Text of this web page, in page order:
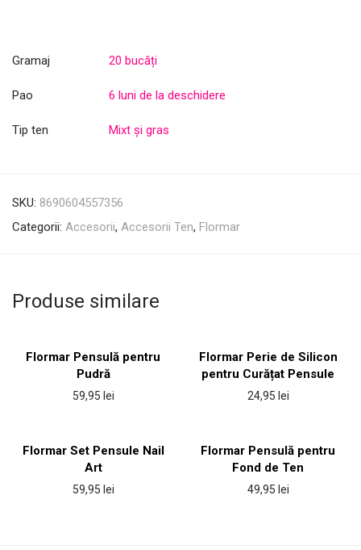
Gramaj 20 bucăți
Pao 6 luni de la deschidere
Tip ten Mixt și gras
SKU: 8690604557356
Categorii: Accesorii, Accesorii Ten, Flormar
Produse similare
Flormar Pensulă pentru
Pudră
59,95 lei
Flormar Perie de Silicon
pentru Curățat Pensule
24,95 lei
Flormar Set Pensule Nail
Art
59,95 lei
Flormar Pensulă pentru
Fond de Ten
49,95 lei